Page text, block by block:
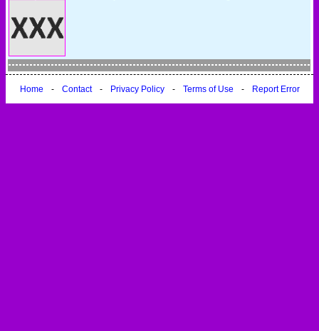
Home - Contact - Privacy Policy - Terms of Use - Report Error